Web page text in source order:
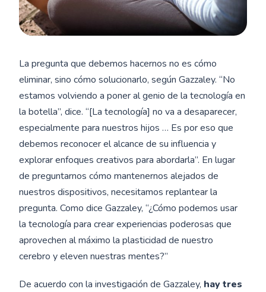
La pregunta que debemos hacernos no es cómo
eliminar, sino cómo solucionarlo, según Gazzaley. “No
estamos volviendo a poner al genio de la tecnología en
la botella”, dice. “[La tecnología] no va a desaparecer,
especialmente para nuestros hijos … Es por eso que
debemos reconocer el alcance de su influencia y
explorar enfoques creativos para abordarla”. En lugar
de preguntarnos cómo mantenernos alejados de
nuestros dispositivos, necesitamos replantear la
pregunta. Como dice Gazzaley, “¿Cómo podemos usar
la tecnología para crear experiencias poderosas que
aprovechen al máximo la plasticidad de nuestro
cerebro y eleven nuestras mentes?”
De acuerdo con la investigación de Gazzaley, hay tres